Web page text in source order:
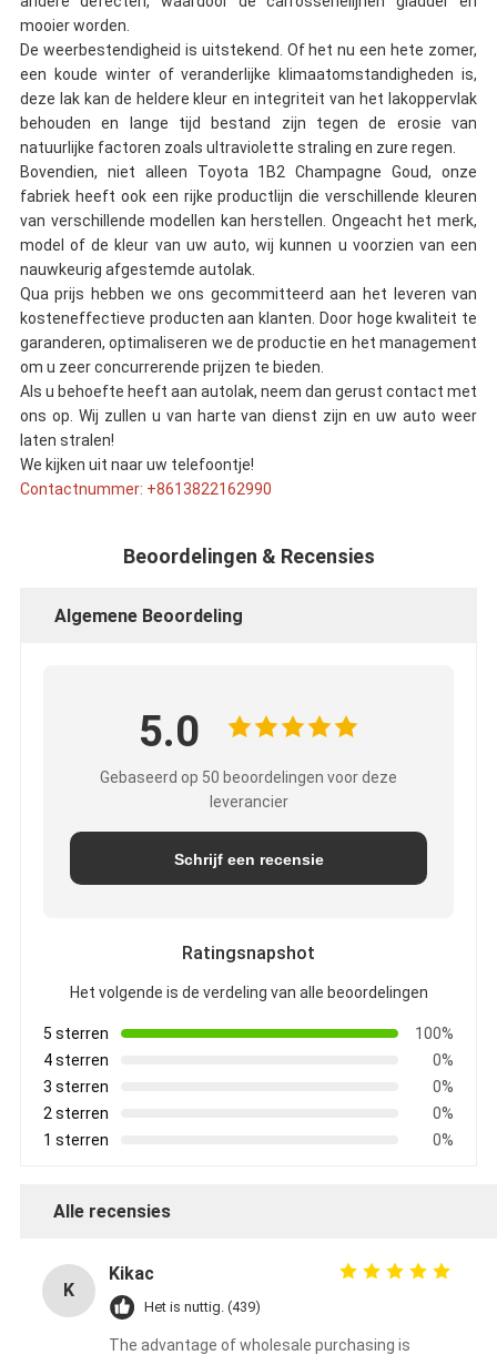
mooier worden.
De weerbestendigheid is uitstekend. Of het nu een hete zomer,
een koude winter of veranderlijke klimaatomstandigheden is,
deze lak kan de heldere kleur en integriteit van het lakoppervlak
behouden en lange tijd bestand zijn tegen de erosie van
natuurlijke factoren zoals ultraviolette straling en zure regen.
Bovendien, niet alleen Toyota 1B2 Champagne Goud, onze
fabriek heeft ook een rijke productlijn die verschillende kleuren
van verschillende modellen kan herstellen. Ongeacht het merk,
model of de kleur van uw auto, wij kunnen u voorzien van een
nauwkeurig afgestemde autolak.
Qua prijs hebben we ons gecommitteerd aan het leveren van
kosteneffectieve producten aan klanten. Door hoge kwaliteit te
garanderen, optimaliseren we de productie en het management
om u zeer concurrerende prijzen te bieden.
Als u behoefte heeft aan autolak, neem dan gerust contact met
ons op. Wij zullen u van harte van dienst zijn en uw auto weer
laten stralen!
We kijken uit naar uw telefoontje!
Contactnummer: +8613822162990
Beoordelingen & Recensies
Algemene Beoordeling
5.0
Gebaseerd op 50 beoordelingen voor deze
leverancier
Schrijf een recensie
Ratingsnapshot
Het volgende is de verdeling van alle beoordelingen
5 sterren
100%
4 sterren
0%
3 sterren
0%
2 sterren
0%
1 sterren
0%
Alle recensies
K
Kikac
Het is nuttig. (439)
The advantage of wholesale purchasing is